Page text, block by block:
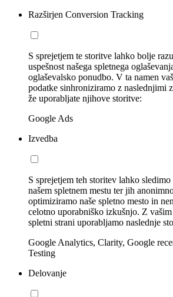
Razširjen Conversion Tracking
S sprejetjem te storitve lahko bolje
uspešnost našega spletnega
oglaševalsko ponudbo. V ta namen
podatke sinhroniziramo z naslednjimi
že uporabljate njihove storitve:
Google Ads
Izvedba
S sprejetjem teh storitev lahko
našem spletnem mestu ter jih
optimiziramo naše spletno mesto in
celotno uporabniško izkušnjo. Z vašim
spletni strani uporabljamo naslednje
Google Analytics, Clarity, Google
Testing
Delovanje